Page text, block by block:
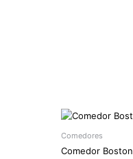
Comedores
Comedor Boston